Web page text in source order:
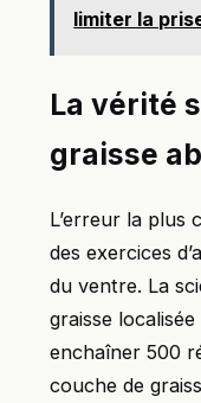
limiter la
La vérité
graisse
L’erreur la plus
des exercices
du ventre. La
graisse
enchaîner 500
couche de